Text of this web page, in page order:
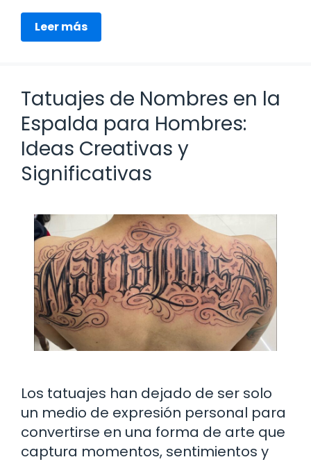
Leer más
Tatuajes de Nombres en la
Espalda para Hombres:
Ideas Creativas y
Significativas
Los tatuajes han dejado de ser solo
un medio de expresión personal para
convertirse en una forma de arte que
captura momentos, sentimientos y